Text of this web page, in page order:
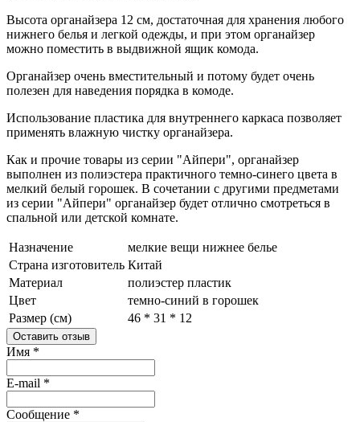
Высота органайзера 12 см, достаточная для хранения любого
нижнего белья и легкой одежды, и при этом органайзер
можно поместить в выдвижной ящик комода.
Органайзер очень вместительный и потому будет очень
полезен для наведения порядка в комоде.
Использование пластика для внутреннего каркаса позволяет
применять влажную чистку органайзера.
Как и прочие товары из серии "Айпери", органайзер
выполнен из полиэстера практичного темно-синего цвета в
мелкий белый горошек. В сочетании с другими предметами
из серии "Айпери" органайзер будет отлично смотреться в
спальной или детской комнате.
Назначение мелкие вещи нижнее белье
Страна изготовитель Китай
Материал
полиэстер пластик
Цвет
темно-синий в горошек
Размер (см)
46 * 31 * 12
Оставить отзыв
Имя *
E-mail *
Сообщение *